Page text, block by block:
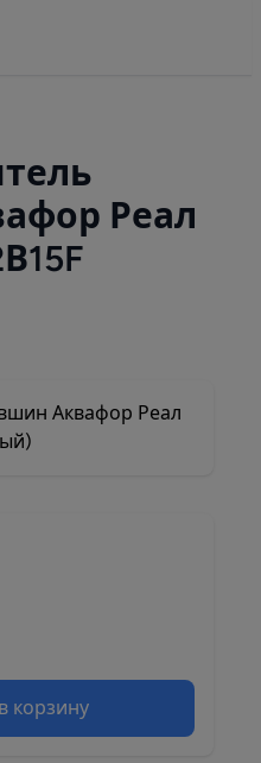
Реал
корзину